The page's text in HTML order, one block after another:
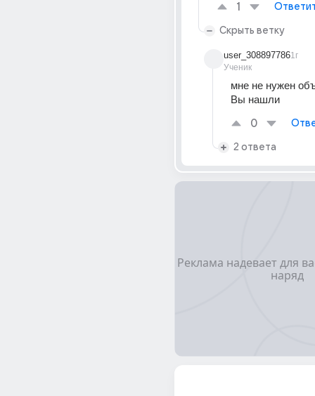
1
Скрыть ветку
user_308897786
Ученик
1г
мне не нужен
Вы нашли
0
2 ответа